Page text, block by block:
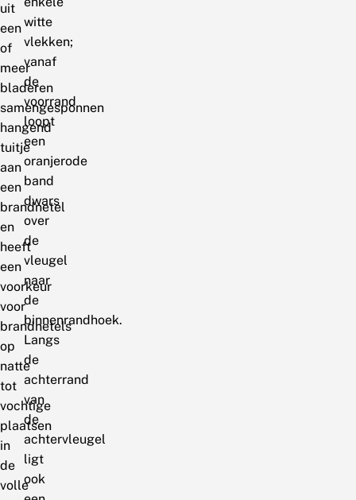
uit
een
of
meer
bladeren
samengesponnen
hangend
tuitje
aan
een
brandnetel
en
heeft
een
voorkeur
voor
brandnetels
op
natte
tot
vochtige
plaatsen
in
de
volle
witte
vlekken;
vanaf
de
voorrand
loopt
een
oranjerode
band
dwars
over
de
vleugel
naar
de
binnenrandhoek.
Langs
de
achterrand
van
de
achtervleugel
ligt
ook